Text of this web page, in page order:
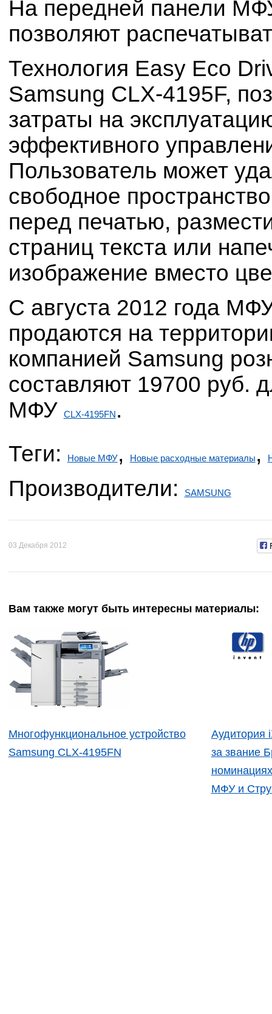
На передней панели
позволяют
Технология Easy Eco
Samsung CLX-4195F,
затраты на
эффективного
Пользователь может
свободное
перед печатью,
страниц текста или
изображение вместо
С августа 2012 года
продаются на
компанией Samsung
составляют 19700 руб.
МФУ CLX-4195FN .
Теги:
Новые МФУ, Новые расходные материалы ,
Производители: SAMSUNG
03 Декабря 2012
Вам также могут быть интересны материалы:
Многофункциональное устройство
Samsung CLX-4195FN
Аудитория
за звание
МФУ и